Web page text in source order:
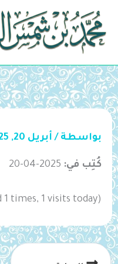
تخطي
المحتوى
بواسطة / أبريل 20, 2025
كُتِب في: 2025-04-20
(Visited 1 times, 1 visits today)